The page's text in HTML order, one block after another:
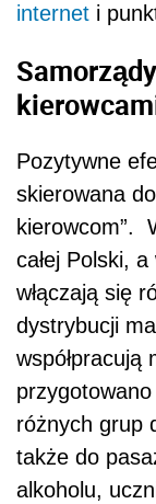
internet i
Pozytywne
skierowana
kierowcom”.
całej Polski,
włączają się
dystrybucji
różnych grup
także do
alkoholu,